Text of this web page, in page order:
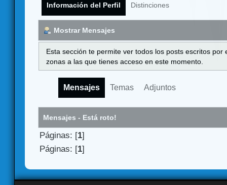
Información del Perfil Distinciones
Mostrar Mensajes
Esta sección te permite ver todos los posts escritos
zonas a las que tienes acceso en este momento.
Mensajes Temas Adjuntos
Mensajes - Está roto!
Páginas: [1]
Páginas: [1]